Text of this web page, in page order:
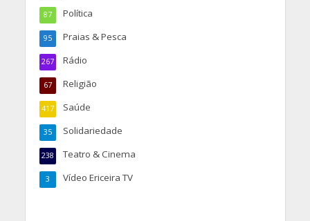
Política
87
Praias & Pesca
95
Rádio
267
Religião
67
Saúde
417
Solidariedade
35
Teatro & Cinema
238
Vídeo Ericeira TV
3